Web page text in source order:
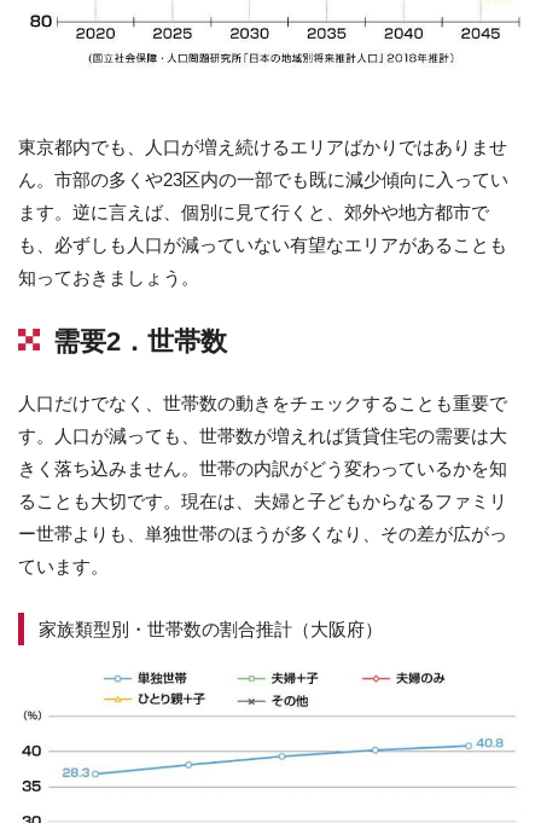
東京都内でも、人口が増え続けるエリアばかりではありませ
ん。市部の多くや23区内の一部でも既に減少傾向に入ってい
ます。逆に言えば、個別に見て行くと、郊外や地方都市で
も、必ずしも人口が減っていない有望なエリアがあることも
知っておきましょう。
需要2．世帯数
人口だけでなく、世帯数の動きをチェックすることも重要で
す。人口が減っても、世帯数が増えれば賃貸住宅の需要は大
きく落ち込みません。世帯の内訳がどう変わっているかを知
ることも大切です。現在は、夫婦と子どもからなるファミリ
ー世帯よりも、単独世帯のほうが多くなり、その差が広がっ
ています。
家族類型別・世帯数の割合推計（大阪府）